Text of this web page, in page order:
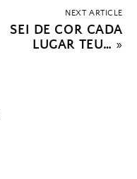
NEXT ARTICLE
SEI DE COR CADA
LUGAR TEU… »